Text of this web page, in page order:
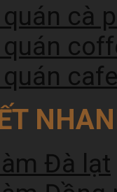
cà
cafe
Đà lạt